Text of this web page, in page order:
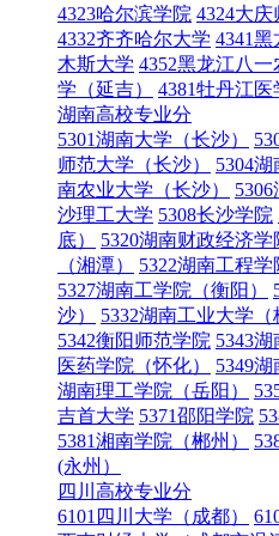
4323哈尔滨学院 4324大
4332齐齐哈尔大学 4341黑
木斯大学 4352黑龙江八一
学（延吉）
4381牡丹江医
湖南高校专业分
5301湖南大学（长沙）
师范大学（长沙）
5304
南农业大学（长沙）
沙理工大学 5308长沙学院
底）
5320湖南财政经济学
（湘潭）
5322湖南工程学
5327湖南工学院（衡阳）
沙）
5332湖南工业大学（
5342衡阳师范学院 5343湖
医药学院（怀化）
5349
湖南理工学院（岳阳）
吉首大学 5371邵阳学院
5381湘南学院（郴州）
(永州）
四川高校专业分
6101四川大学（成都）